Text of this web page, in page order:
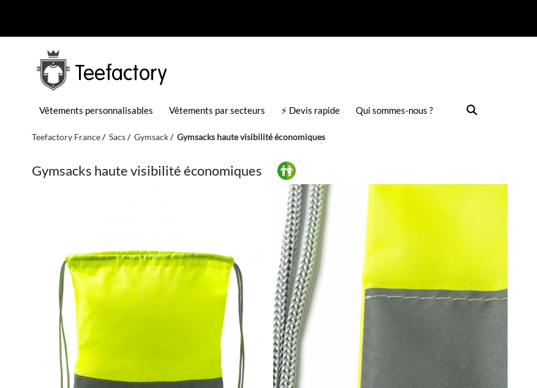
Teefactory
Vêtements personnalisables Vêtements par secteurs ⚡ Devis rapide Qui sommes-nous ?
Teefactory France Sacs Gymsack Gymsacks haute visibilité économiques
Gymsacks haute visibilité économiques